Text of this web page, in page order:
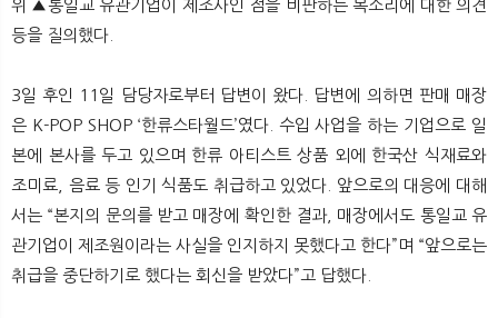
위 ▲통일교 유관기업이 제조사인 점을 비판하는 목소리에 대한 의견
등을 질의했다.
3일 후인 11일 담당자로부터 답변이 왔다. 답변에 의하면 판매 매장
은 K-POP SHOP ‘한류스타월드’였다. 수입 사업을 하는 기업으로 일
본에 본사를 두고 있으며 한류 아티스트 상품 외에 한국산 식재료와
조미료, 음료 등 인기 식품도 취급하고 있었다. 앞으로의 대응에 대해
서는 “본지의 문의를 받고 매장에 확인한 결과, 매장에서도 통일교 유
관기업이 제조원이라는 사실을 인지하지 못했다고 한다”며 “앞으로는
취급을 중단하기로 했다는 회신을 받았다”고 답했다.